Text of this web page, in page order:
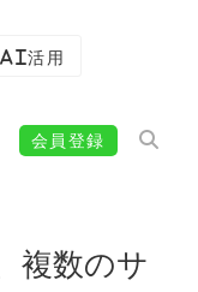
AI活用
会員登録
複数のサ